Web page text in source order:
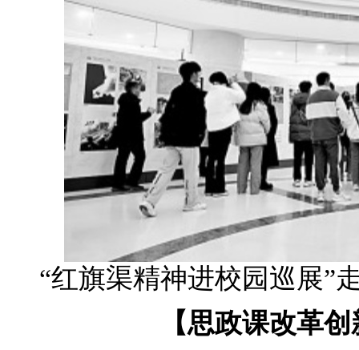
“红旗渠精神进校园巡展”
【思政课改革